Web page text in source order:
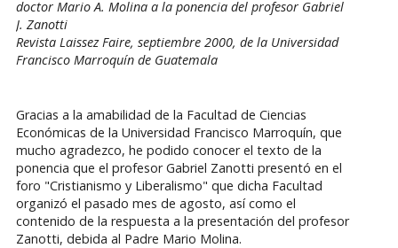
doctor Mario A. Molina a la ponencia del profesor Gabriel
J. Zanotti
Revista Laissez Faire, septiembre 2000, de la Universidad
Francisco Marroquín de Guatemala
Gracias a la amabilidad de la Facultad de Ciencias
Económicas de la Universidad Francisco Marroquín, que
mucho agradezco, he podido conocer el texto de la
ponencia que el profesor Gabriel Zanotti presentó en el
foro "Cristianismo y Liberalismo" que dicha Facultad
organizó el pasado mes de agosto, así como el
contenido de la respuesta a la presentación del profesor
Zanotti, debida al Padre Mario Molina.